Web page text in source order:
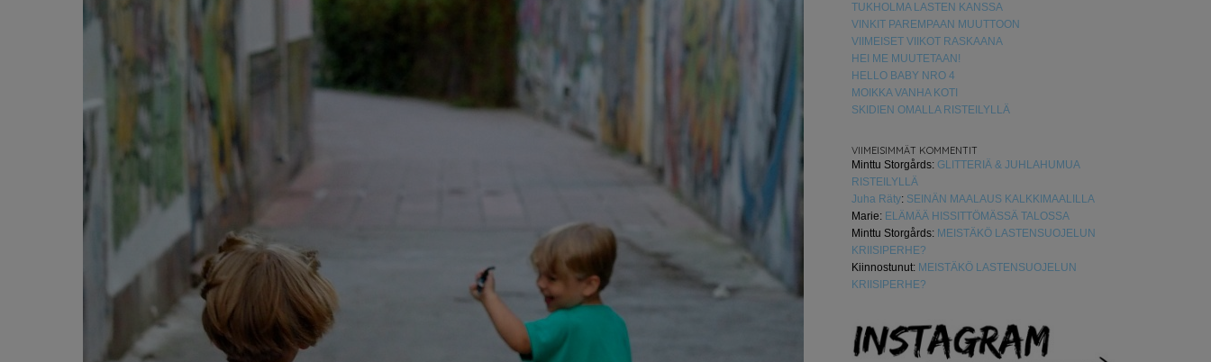
TUKHOLMA LASTEN KANSSA
VINKIT PAREMPAAN MUUTTOON
VIIMEISET VIIKOT RASKAANA
HEI ME MUUTETAAN!
HELLO BABY NRO 4
MOIKKA VANHA KOTI
SKIDIEN OMALLA RISTEILYLLÄ
VIIMEISIMMÄT KOMMENTIT
Minttu Storgårds: GLITTERIÄ & JUHLAHUMUA
RISTEILYLLÄ
Juha Räty: SEINÄN MAALAUS KALKKIMAALILLA
Marie: ELÄMÄÄ HISSITTÖMÄSSÄ TALOSSA
Minttu Storgårds: MEISTÄKÖ LASTENSUOJELUN
KRIISIPERHE?
Kiinnostunut: MEISTÄKÖ LASTENSUOJELUN
KRIISIPERHE?